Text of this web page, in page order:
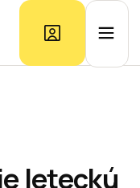
trhu
leteckú